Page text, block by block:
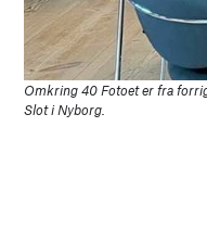
Omkring 40 Fotoet er fra
Slot i Nyborg.